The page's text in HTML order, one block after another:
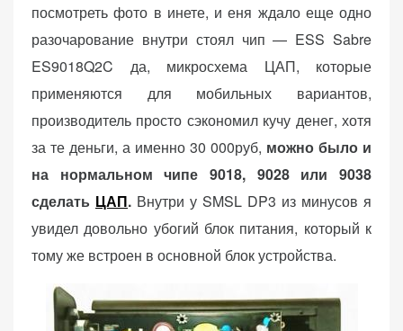
посмотреть фото в инете, и еня ждало еще одно
разочарование внутри стоял чип — ESS Sabre
ES9018Q2C да, микросхема ЦАП, которые
применяются для мобильных вариантов,
производитель просто сэкономил кучу денег, хотя
за те деньги, а именно 30 000руб, можно было и
на нормальном чипе 9018, 9028 или 9038
сделать ЦАП. Внутри у SMSL DP3 из минусов я
увидел довольно убогий блок питания, который к
тому же встроен в основной блок устройства.